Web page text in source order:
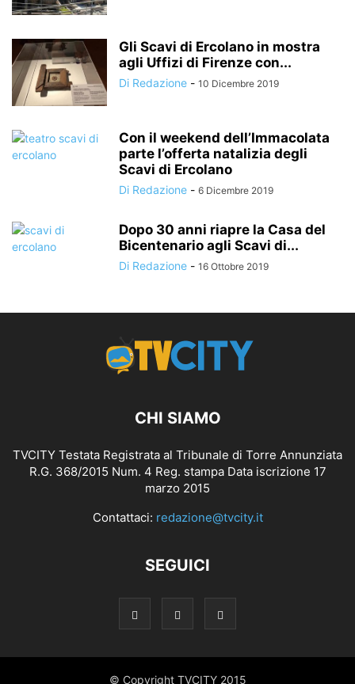
Gli Scavi di Ercolano in mostra
agli Uffizi di Firenze con...
Di Redazione - 10 Dicembre 2019
Con il weekend dell’Immacolata
parte l’offerta natalizia degli
Scavi di Ercolano
Di Redazione - 6 Dicembre 2019
Dopo 30 anni riapre la Casa del
Bicentenario agli Scavi di...
Di Redazione - 16 Ottobre 2019
CHI SIAMO
TVCITY Testata Registrata al Tribunale di Torre Annunziata
R.G. 368/2015 Num. 4 Reg. stampa Data iscrizione 17
marzo 2015
Contattaci: redazione@tvcity.it
SEGUICI
© Copyright TVCITY 2015